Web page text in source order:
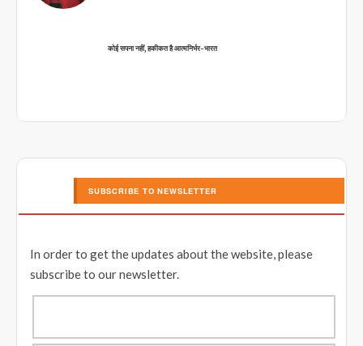
कोई सपना नहीं, हकीकत है आत्मनिर्भर-भारत
SUBSCRIBE TO NEWSLETTER
In order to get the updates about the website, please
subscribe to our newsletter.